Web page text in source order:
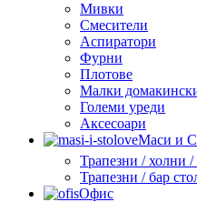
Мивки
Смесители
Аспиратори
Фурни
Плотове
Малки
Големи уреди
Аксесоари
Маси и
Трапезни / холни
Трапезни / бар
Офис